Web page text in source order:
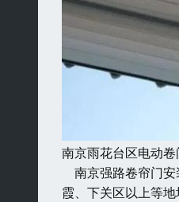
南京雨花台区电动
南京强路卷帘门安
霞、下关区以上等